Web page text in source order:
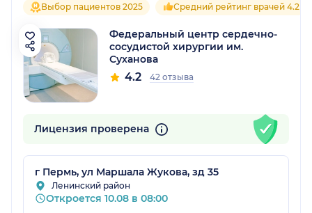
Выбор пациентов 2025 Средний рейтинг врачей 4.2
Федеральный центр сердечно-
сосудистой хирургии им.
Суханова
4.2 42 отзыва
Лицензия проверена
г Пермь, ул Маршала Жукова, зд 35
Ленинский район
Откроется 10.08 в 08:00